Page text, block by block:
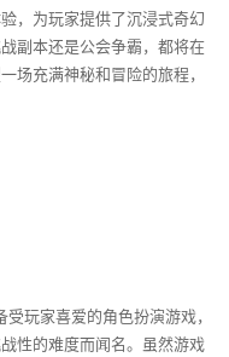
，为玩家提供了沉浸式奇幻
副本还是公会争霸，都将在
场充满神秘和冒险的旅程，
玩家喜爱的角色扮演游戏，
性的难度而闻名。虽然游戏